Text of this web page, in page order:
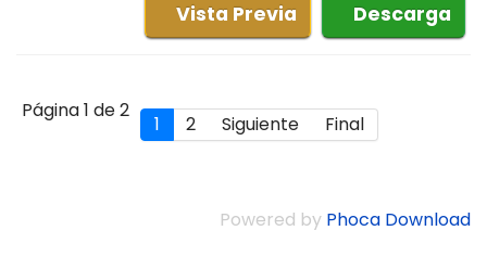
Descarga
Vista Previa
Página 1 de 2
1 2 Siguiente Final
Powered by Phoca Download